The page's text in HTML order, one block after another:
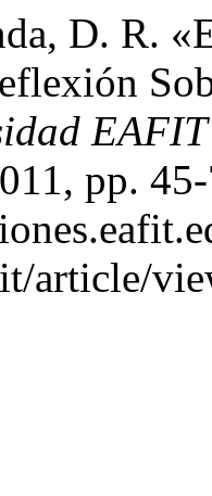
D. R.
pp.
article/